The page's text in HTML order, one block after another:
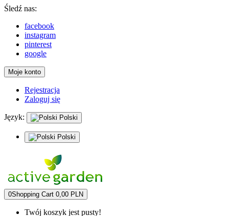
Śledź nas:
facebook
instagram
pinterest
google
Moje konto
Rejestracja
Zaloguj się
Język: Polski
Polski
0Shopping Cart 0,00 PLN
Twój koszyk jest pusty!